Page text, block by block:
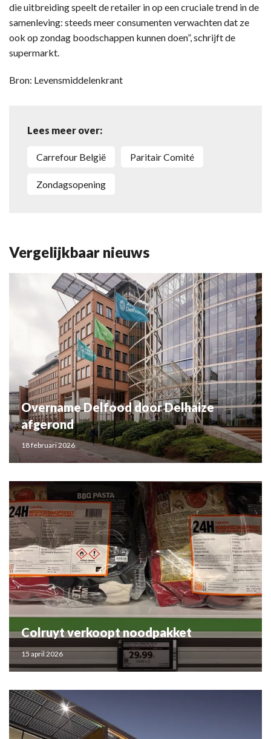
die uitbreiding speelt de retailer in op een cruciale trend in de
samenleving: steeds meer consumenten verwachten dat ze
ook op zondag boodschappen kunnen doen”, schrijft de
supermarkt.
Bron: Levensmiddelenkrant
Lees meer over:
Carrefour België Paritair Comité
zondagsopening
Vergelijkbaar nieuws
Overname Delfood door Delhaize
afgerond
18 februari 2026
Colruyt verkoopt noodpakket
15 april 2026